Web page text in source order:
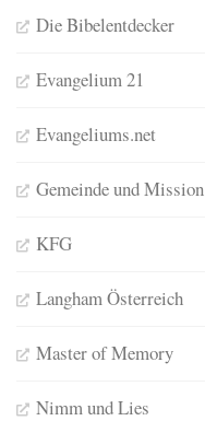
Die Bibelentdecker
Evangelium 21
Evangeliums.net
Gemeinde und Mission
KFG
Langham Österreich
Master of Memory
Nimm und Lies